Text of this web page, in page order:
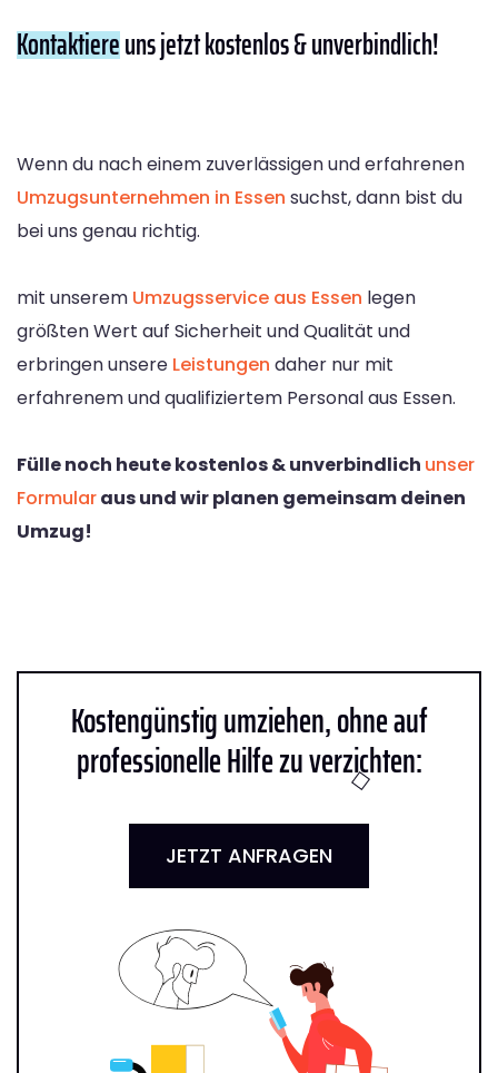
Kontaktiereuns jetzt kostenlos & unverbindlich!
Wenn du nach einem zuverlässigen und erfahrenen
Umzugsunternehmen in Essen suchst, dann bist du
bei uns genau richtig.
mit unserem Umzugsservice aus Essen legen
größten Wert auf Sicherheit und Qualität und
erbringen unsere Leistungen daher nur mit
erfahrenem und qualifiziertem Personal aus Essen.
Fülle noch heute kostenlos & unverbindlich unser
Formularaus und wir planen gemeinsam deinen
Umzug!
Kostengünstig umziehen, ohne auf
professionelle Hilfe zu verzichten:
JETZT ANFRAGEN